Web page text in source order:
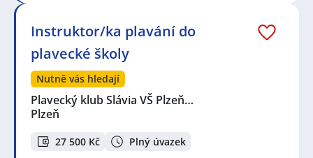
Instruktor/ka plavání do
plavecké školy
Nutně vás hledají
Plavecký klub Slávia VŠ Plzeň…
Plzeň
27 500 Kč Plný úvazek